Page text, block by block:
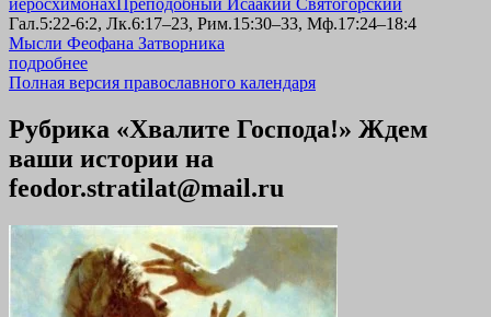
Гал.5:22-6:2, Лк.6:17–23, Рим.15:30–33, Мф.17:24–18:4
Мысли Феофана Затворника
подробнее
Полная версия православного календаря
Рубрика «Хвалите Господа!» Ждем
ваши истории на
feodor.stratilat@mail.ru